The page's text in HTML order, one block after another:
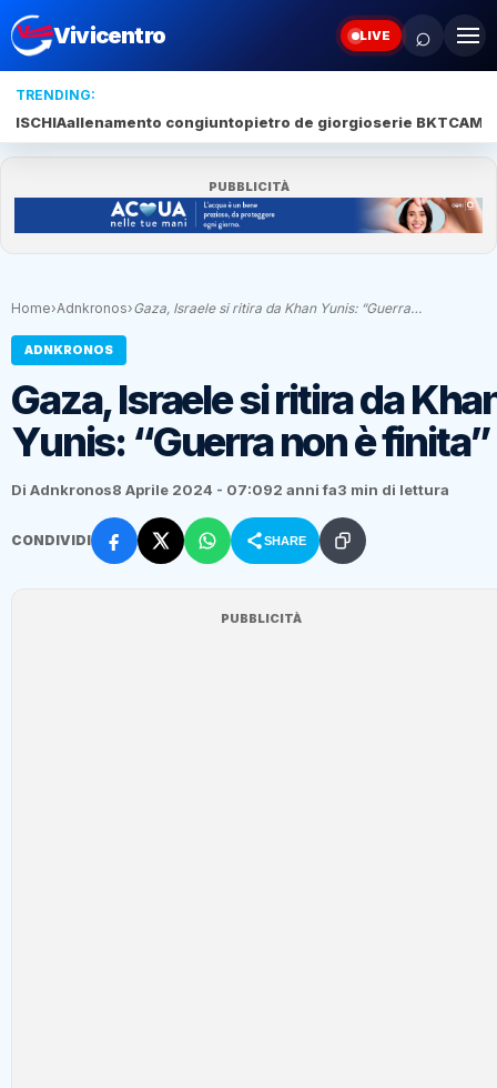
Vivicentro LIVE ⌕
TRENDING:
ISCHIAallenamento congiuntopietro de giorgioserie BKT
PUBBLICITÀ
Home›Adnkronos›Gaza, Israele si ritira da Khan Yunis: “Guerra…
ADNKRONOS
Gaza, Israele si ritira da
Yunis: “Guerra non è finita”
Di Adnkronos8 Aprile 2024 - 07:092 anni fa3 min di lettura
CONDIVIDI SHARE
PUBBLICITÀ